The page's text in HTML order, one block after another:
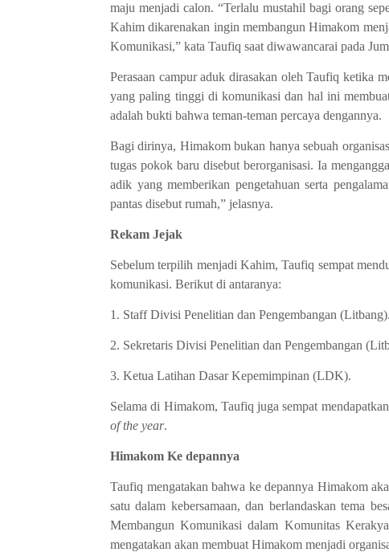
majumenjadi calon. “Terlalu mustahil bagi orang
Kahim dikarenakan ingin membangunHimakom
Komunikasi,” kata Taufiq saat diwawancarai pada
Perasaan campur aduk dirasakan oleh Taufiq ketika
yang paling tinggi di komunikasi dan hal ini
adalah bukti bahwa teman-teman percaya dengannya.
Bagi dirinya, Himakom bukan hanya sebuah
tugas pokok baru disebut berorganisasi. Ia
adik yang memberikan pengetahuan serta
pantas disebut rumah,” jelasnya.
Rekam Jejak
Sebelum terpilih menjadi Kahim, Taufiq sempat
komunikasi. Berikut di antaranya:
1. StaffDivisi Penelitian dan Pengembangan (Litbang).
2. Sekretaris Divisi Penelitian dan Pengembangan
3. Ketua Latihan Dasar Kepemimpinan (LDK).
Selama di Himakom, Taufiq juga sempat
of the year.
Himakom Ke depannya
Taufiq mengatakan bahwa ke depannya Himakom
satu dalam kebersamaan, dan berlandaskan tema
Membangun Komunikasidalam Komunitas
mengatakan akan membuat Himakom menjadi